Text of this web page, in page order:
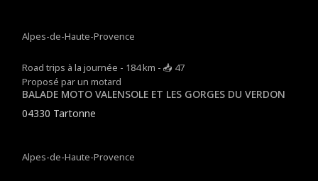
Alpes-de-Haute-Provence
Road trips à la journée - 184 km - 📥 47
Proposé par un motard
BALADE MOTO VALENSOLE ET LES GORGES DU VERDON
04330 Tartonne
Alpes-de-Haute-Provence